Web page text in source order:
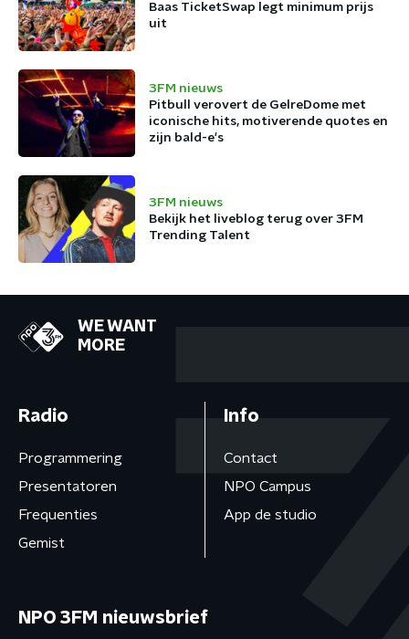
Baas TicketSwap legt minimum prijs
uit
3FM nieuws
Pitbull verovert de GelreDome met
iconische hits, motiverende quotes en
zijn bald-e's
3FM nieuws
Bekijk het liveblog terug over 3FM
Trending Talent
WE WANT
MORE
Radio
Programmering
Presentatoren
Frequenties
Gemist
Info
Contact
NPO Campus
App de studio
NPO 3FM nieuwsbrief